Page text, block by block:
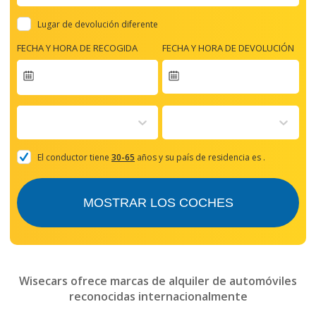
Lugar de devolución diferente
FECHA Y HORA DE RECOGIDA
forward
with
the
and
mark
FECHA Y HORA DE DEVOLUCIÓN
El conductor tiene 30-65 años y su país de residencia es .
MOSTRAR LOS COCHES
Wisecars ofrece marcas de alquiler de automóviles
reconocidas internacionalmente